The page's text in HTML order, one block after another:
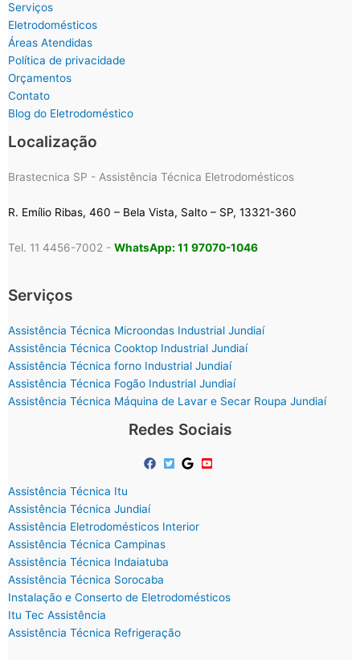
Serviços
Eletrodomésticos
Áreas Atendidas
Política de privacidade
Orçamentos
Contato
Blog do Eletrodoméstico
Localização
Brastecnica SP - Assistência Técnica Eletrodomésticos
R. Emílio Ribas, 460 – Bela Vista, Salto – SP, 13321-360
Tel. 11 4456-7002 - WhatsApp: 11 97070-1046
Serviços
Assistência Técnica Microondas Industrial Jundiaí
Assistência Técnica Cooktop Industrial Jundiaí
Assistência Técnica forno Industrial Jundiaí
Assistência Técnica Fogão Industrial Jundiaí
Assistência Técnica Máquina de Lavar e Secar Roupa Jundiaí
Redes Sociais
Assistência Técnica Itu
Assistência Técnica Jundiaí
Assistência Eletrodomésticos Interior
Assistência Técnica Campinas
Assistência Técnica Indaiatuba
Assistência Técnica Sorocaba
Instalação e Conserto de Eletrodomésticos
Itu Tec Assistência
Assistência Técnica Refrigeração